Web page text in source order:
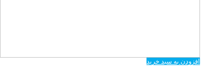
افزودن به سبد خرید